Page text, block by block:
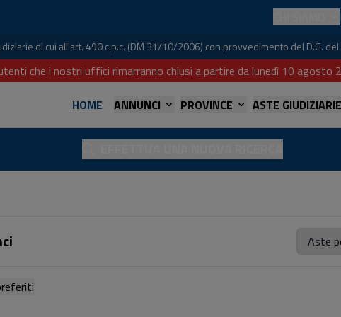
di cui all'art. 490 c.p.c. (DM 31/10/2006) con provvedimento del D.G.
che i nostri uffici rimarranno chiusi a partire da lunedì 10
HOME
ANNUNCI PROVINCE ASTE GIUDIZIARIE
ricerca tra i preferiti